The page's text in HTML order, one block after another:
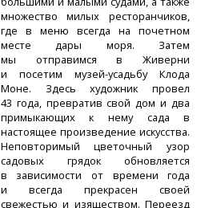
множество милых ресторанчиков,
где в меню всегда на почетном
месте дары моря. Затем
мы отправимся в Живерни
и посетиммузей-усадьбуКлода
Моне. Здесь художник провел
43 года, превратив свой дом и два
примыкающих к нему сада в
настоящее произведение искусства.
Неповторимый цветочный узор
садовых грядок обновляется
в зависимости от времени года
и всегда прекрасен своей
свежестью и изяществом. Переезд